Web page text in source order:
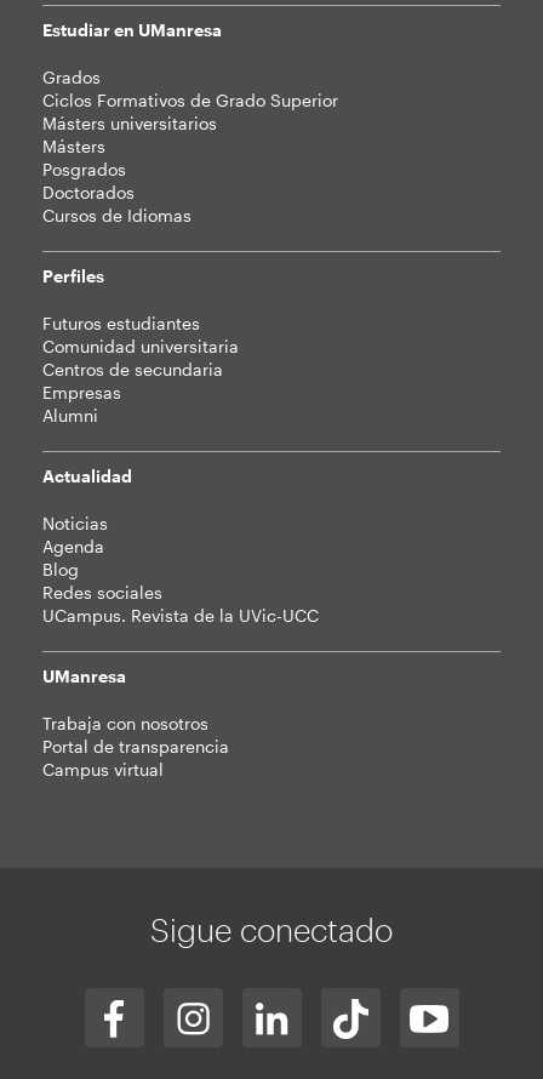
Mapa
web
Estudiar en UManresa
Grados
Ciclos Formativos de Grado Superior
Másters universitarios
Másters
Posgrados
Doctorados
Cursos de Idiomas
Perfiles
Futuros estudiantes
Comunidad universitaria
Centros de secundaria
Empresas
Alumni
Actualidad
Noticias
Agenda
Blog
Redes sociales
UCampus. Revista de la UVic-UCC
UManresa
Trabaja con nosotros
Portal de transparencia
Campus virtual
Sigue conectado